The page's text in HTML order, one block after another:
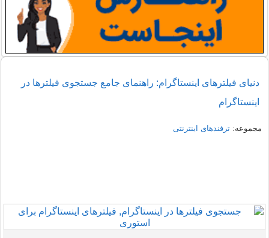
دنیای فیلترهای اینستاگرام: راهنمای جامع جستجوی فیلترها در
اینستاگرام
مجموعه:ترفندهای اینترنتی